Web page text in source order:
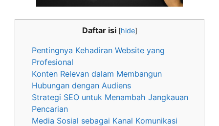
Daftar isi [hide]
Pentingnya Kehadiran Website yang
Profesional
Konten Relevan dalam Membangun
Hubungan dengan Audiens
Strategi SEO untuk Menambah Jangkauan
Pencarian
Media Sosial sebagai Kanal Komunikasi